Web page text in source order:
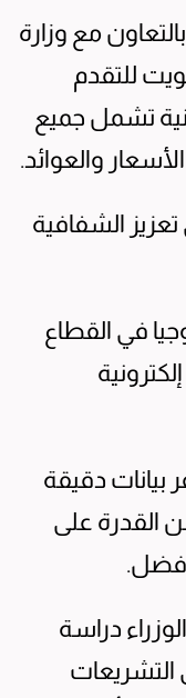
مع وزارة
للتقدم
تشمل جميع
والعوائد.
الشفافية
في القطاع
بيانات دقيقة
القدرة على
دراسة
التشريعات